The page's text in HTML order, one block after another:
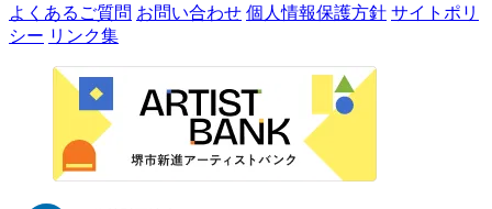
よくあるご質問 お問い合わせ 個人情報保護方針 サイトポリ
シー リンク集